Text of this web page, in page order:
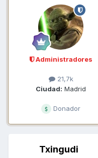
Administradores
21,7k
Ciudad: Madrid
Donador
Txingudi